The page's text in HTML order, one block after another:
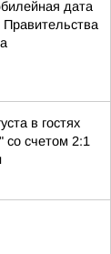
дата
в гостях
со счетом 2:1